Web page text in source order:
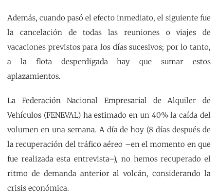
Además, cuando pasó el efecto inmediato, el siguiente fue
la cancelación de todas las reuniones o viajes de
vacaciones previstos para los días sucesivos; por lo tanto,
a la flota desperdigada hay que sumar estos
aplazamientos.
La Federación Nacional Empresarial de Alquiler de
Vehículos (FENEVAL) ha estimado en un 40% la caída del
volumen en una semana. A día de hoy (8 días después de
la recuperación del tráfico aéreo –en el momento en que
fue realizada esta entrevista–), no hemos recuperado el
ritmo de demanda anterior al volcán, considerando la
crisis económica.